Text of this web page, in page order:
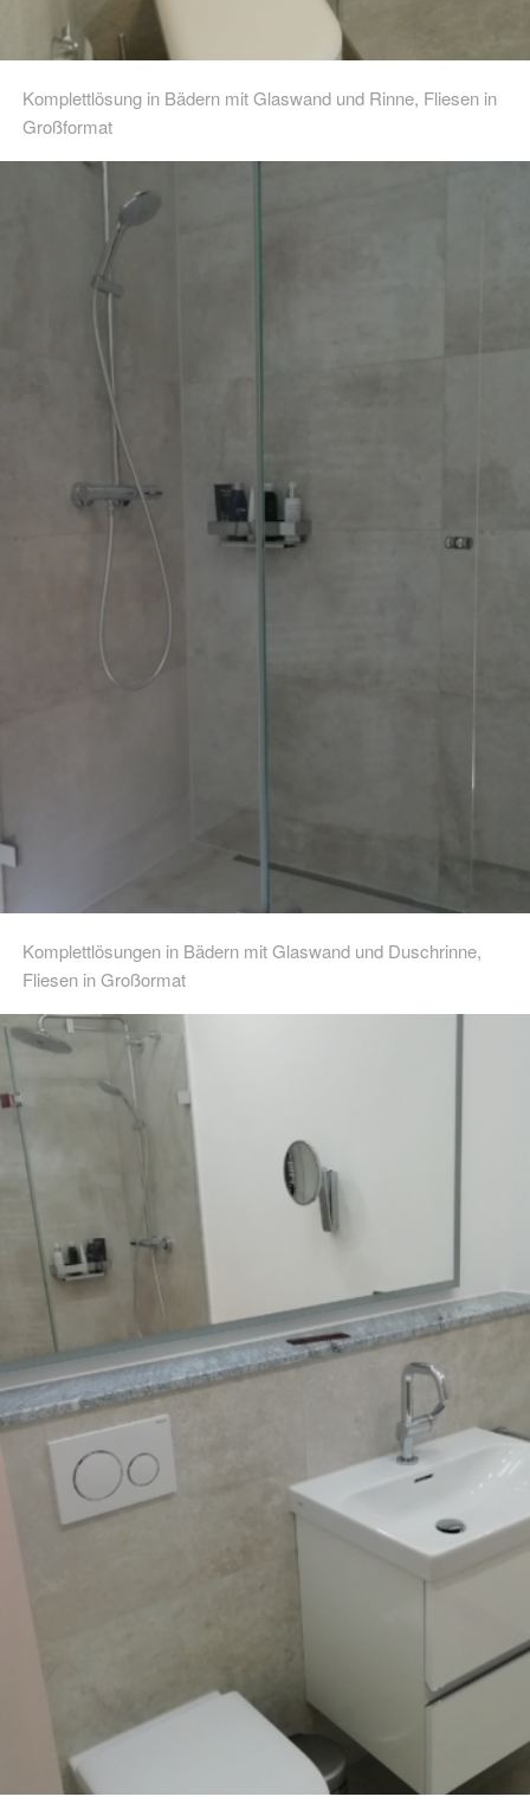
Komplettlösung in Bädern mit Glaswand und Rinne, Fliesen in
Großformat
Komplettlösungen in Bädern mit Glaswand und Duschrinne,
Fliesen in Großormat